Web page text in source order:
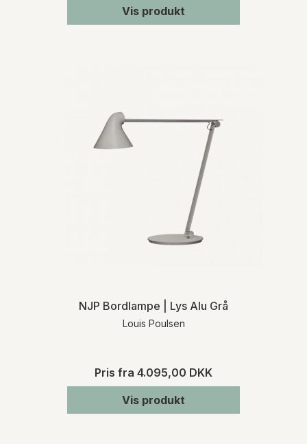
Vis produkt
NJP Bordlampe | Lys Alu Grå
Louis Poulsen
Pris fra 4.095,00 DKK
Vis produkt